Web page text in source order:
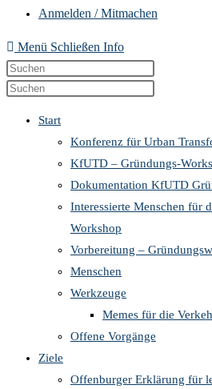
Anmelden / Mitmachen
Menü Schließen Info
Diese
Website
the
search
panel.
close
the
search
panel.
Start
Konferenz für Urban
KfUTD – Gründungs-
Dokumentation KfUTD
Interessierte Menschen für
Workshop
Vorbereitung –
Menschen
Werkzeuge
Memes für die
Offene Vorgänge
Ziele
Offenburger Erklärung für